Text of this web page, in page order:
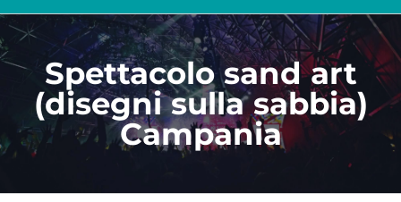
Spettacolo sand art
(disegni sulla sabbia)
Campania